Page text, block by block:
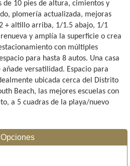
de 10 pies de altura, cimientos y
plomería actualizada, mejoras
+ altillo arriba, 1/1.5 abajo, 1/1
y amplía la superficie o crea
con múltiples
para hasta 8 autos. Una casa
versatilidad. Espacio para
ubicada cerca del Distrito
Beach, las mejores escuelas con
a 5 cuadras de la playa/nuevo
Opciones